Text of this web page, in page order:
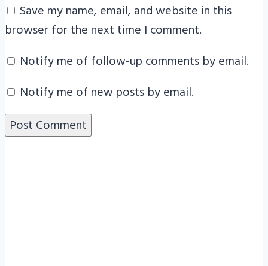
Save my name, email, and website in this
browser for the next time I comment.
Notify me of follow-up comments by email.
Notify me of new posts by email.